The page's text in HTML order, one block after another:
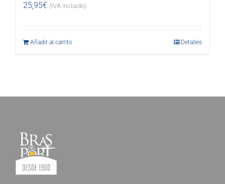
25,95€ (IVA incluido)
Añadir al carrito Detalles